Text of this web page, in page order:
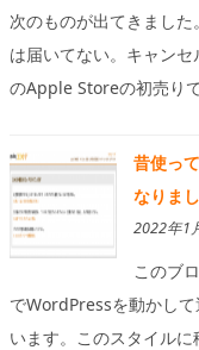
次のものが出てきまし
は届いてない。キャン
のApple Storeの初売り
昔使っ
なりま
2022年1
このブ
でWordPressを動かし
います。このスタイル